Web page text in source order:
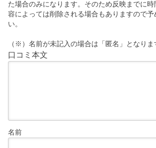
た場合のみになります。そのため反映までに
容によっては削除される場合もありますので予
い。
（※）名前が未記入の場合は「匿名」となりま
口コミ本文
名前